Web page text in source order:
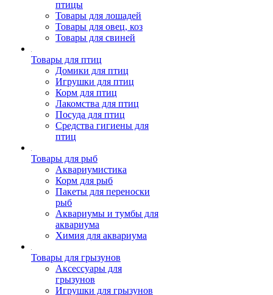
птицы
Товары для лошадей
Товары для овец, коз
Товары для свиней
Товары для птиц
Домики для птиц
Игрушки для птиц
Корм для птиц
Лакомства для птиц
Посуда для птиц
Средства гигиены для
птиц
Товары для рыб
Аквариумистика
Корм для рыб
Пакеты для переноски
рыб
Аквариумы и тумбы для
аквариума
Химия для аквариума
Товары для грызунов
Аксессуары для
грызунов
Игрушки для грызунов